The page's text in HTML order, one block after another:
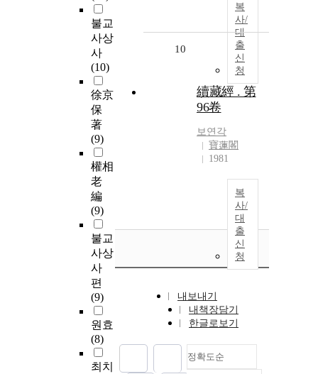
불교
사상
사
(10)
徐京
保
著
(9)
權相
老
編
(9)
불교
사상
사
편
(9)
원효
(8)
최치
복
사/
대
출
신
청
10
續藏經 . 第
96卷
보연각
寶蓮閣
1981
복
사/
대
출
신
청
내보내기
내책장담기
한글로보기
정확도순